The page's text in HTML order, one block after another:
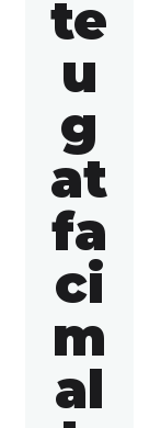
te
u
g
at
fa
ci
m
al